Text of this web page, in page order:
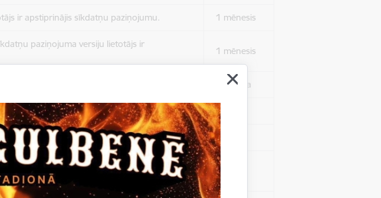
ir apstiprinājis sīkdatņu paziņojumu. 1 mēnesis
paziņojuma versiju lietotājs ir
1 mēnesis
1 stunda
no slodzes dalīšanas viedokļa. Sesija
sesija. Sesija
lai visiem lietotājiem nerādītu
kad viņi ir izlasījuši un aizvēruši tos.
Sesija